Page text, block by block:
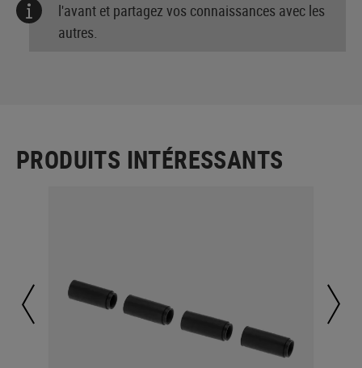
l'avant et partagez vos connaissances avec les
autres.
PRODUITS INTÉRESSANTS